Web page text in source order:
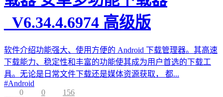
_V6.34.4.6974 高级版
软件介绍功能强大、使用方便的 Android 下载管理器。其高速
下载能力、稳定性和丰富的功能使其成为用户首选的下载工
具。无论是日常文件下载还是媒体资源获取， 都...
#Android
0
0 156